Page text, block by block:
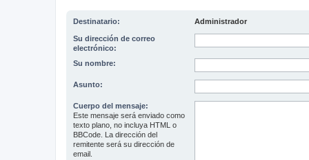
Destinatario: Administrador
Su dirección de correo
electrónico:
Su nombre:
Asunto:
Cuerpo del mensaje:
Este mensaje será enviado como
texto plano, no incluya HTML o
BBCode. La dirección del
remitente será su dirección de
email.